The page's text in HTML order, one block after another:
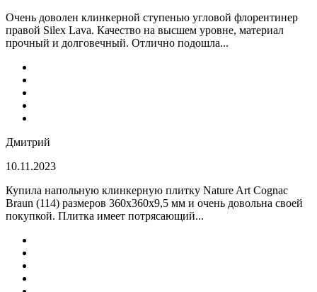
Очень доволен клинкерной ступенью угловой флорентинер
правой Silex Lava. Качество на высшем уровне, материал
прочный и долговечный. Отлично подошла...
Дмитрий
10.11.2023
Купила напольную клинкерную плитку Nature Art Cognac
Braun (114) размеров 360x360x9,5 мм и очень довольна своей
покупкой. Плитка имеет потрясающий...